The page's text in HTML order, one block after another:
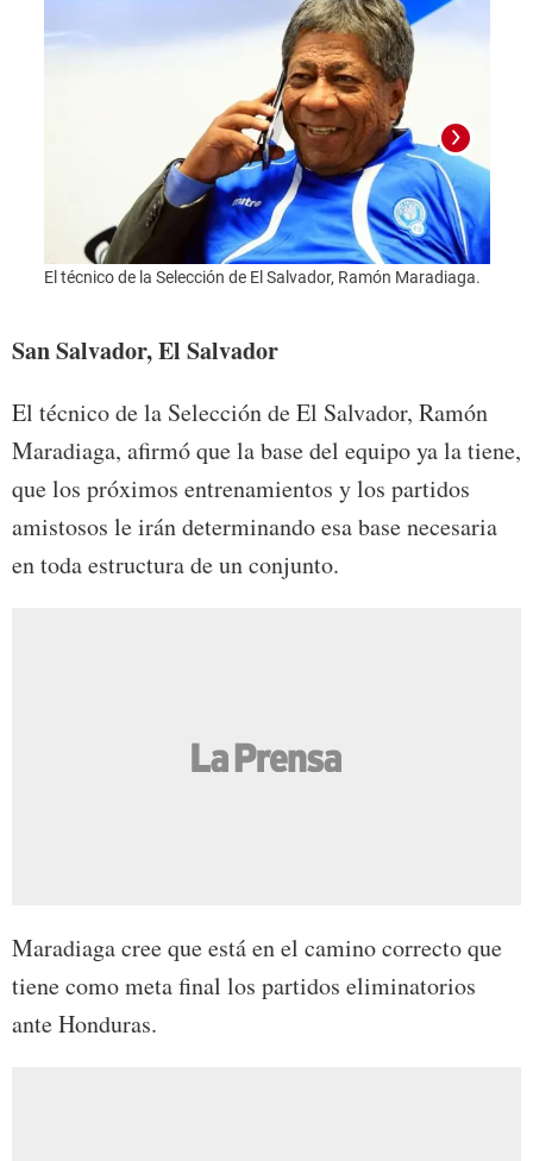
El técnico de la Selección de El Salvador, Ramón Maradiaga.
San Salvador, El Salvador
El técnico de la Selección de El Salvador, Ramón
Maradiaga, afirmó que la base del equipo ya la tiene,
que los próximos entrenamientos y los partidos
amistosos le irán determinando esa base necesaria
en toda estructura de un conjunto.
Maradiaga cree que está en el camino correcto que
tiene como meta final los partidos eliminatorios
ante Honduras.